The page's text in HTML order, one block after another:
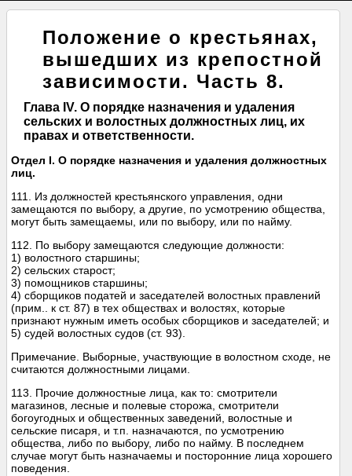
Положение о крестьянах,
вышедших из крепостной
зависимости. Часть 8.
Глава IV. О порядке назначения и удаления
сельских и волостных должностных лиц, их
правах и ответственности.
Отдел I. О порядке назначения и удаления должностных
лиц.
111. Из должностей крестьянского управления, одни
замещаются по выбору, а другие, по усмотрению общества,
могут быть замещаемы, или по выбору, или по найму.
112. По выбору замещаются следующие должности:
1) волостного старшины;
2) сельских старост;
3) помощников старшины;
4) сборщиков податей и заседателей волостных правлений
(прим.. к ст. 87) в тех обществах и волостях, которые
признают нужным иметь особых сборщиков и заседателей; и
5) судей волостных судов (ст. 93).
Примечание. Выборные, участвующие в волостном сходе, не
считаются должностными лицами.
113. Прочие должностные лица, как то: смотрители
магазинов, лесные и полевые сторожа, смотрители
богоугодных и общественных заведений, волостные и
сельские писаря, и т.п. назначаются, по усмотрению
общества, либо по выбору, либо по найму. В последнем
случае могут быть назначаемы и посторонние лица хорошего
поведения.